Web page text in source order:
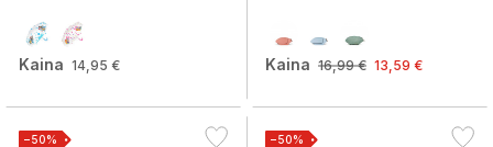
Kaina 14,95 € Kaina 16,99 € 13,59 €
−50% −50%